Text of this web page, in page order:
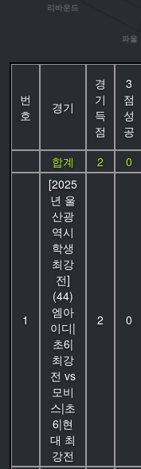
번
호
경기
경
기
득
점
3
점
성
공
합계 2 0
1
[2025
년 울
산광
역시
학생
최강
전]
(44)
엠아
이디|
초6|
최강
전 vs
모비
스|초
6|현
대 최
강전
2 0